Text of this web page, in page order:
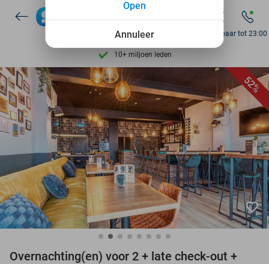
7 dagen per week beschikbaar
10+ miljoen leden
9,4 op basis van
Ontdek 15.000+ deals
7 dagen per week beschikbaar
10+ miljoen leden
Bereikbaar tot 23:00
52%
favorite_border
Overnachting(en) voor 2 + late check-out +
Annuleer
Open